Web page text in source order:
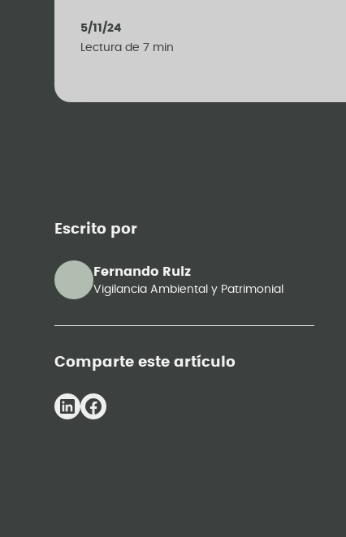
5/11/24
Lectura de 7 min
Escrito por
Fernando Ruiz
Vigilancia Ambiental y Patrimonial
Comparte este artículo